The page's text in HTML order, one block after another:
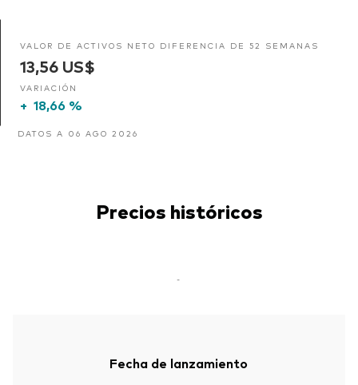
VALOR DE ACTIVOS NETO DIFERENCIA DE 52 SEMANAS
13,56 US$
VARIACIÓN
+ 18,66 %
DATOS A 06 AGO 2026
Precios históricos
-
Fecha de lanzamiento